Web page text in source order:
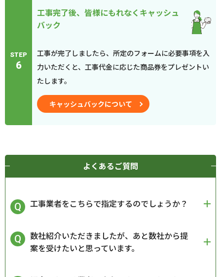
STEP
6
工事完了後、皆様にもれなくキャッシュ
バック
工事が完了しましたら、所定のフォームに必要事項を入
力いただくと、工事代金に応じた商品券をプレゼントい
たします。
キャッシュバックについて
よくあるご質問
工事業者をこちらで指定するのでしょうか？
数社紹介いただきましたが、あと数社から提
案を受けたいと思っています。